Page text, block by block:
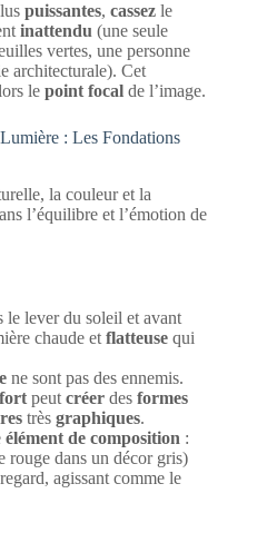
puissantes, cassez le
inattendu (une seule
vertes, une personne
architecturale). Cet
le point focal de l’image.
: Les Fondations
la couleur et la
l’équilibre et l’émotion de
le lever du soleil et avant
chaude et flatteuse qui
ne sont pas des ennemis.
fort peut créer des formes
très graphiques.
élément de composition :
rouge dans un décor gris)
agissant comme le